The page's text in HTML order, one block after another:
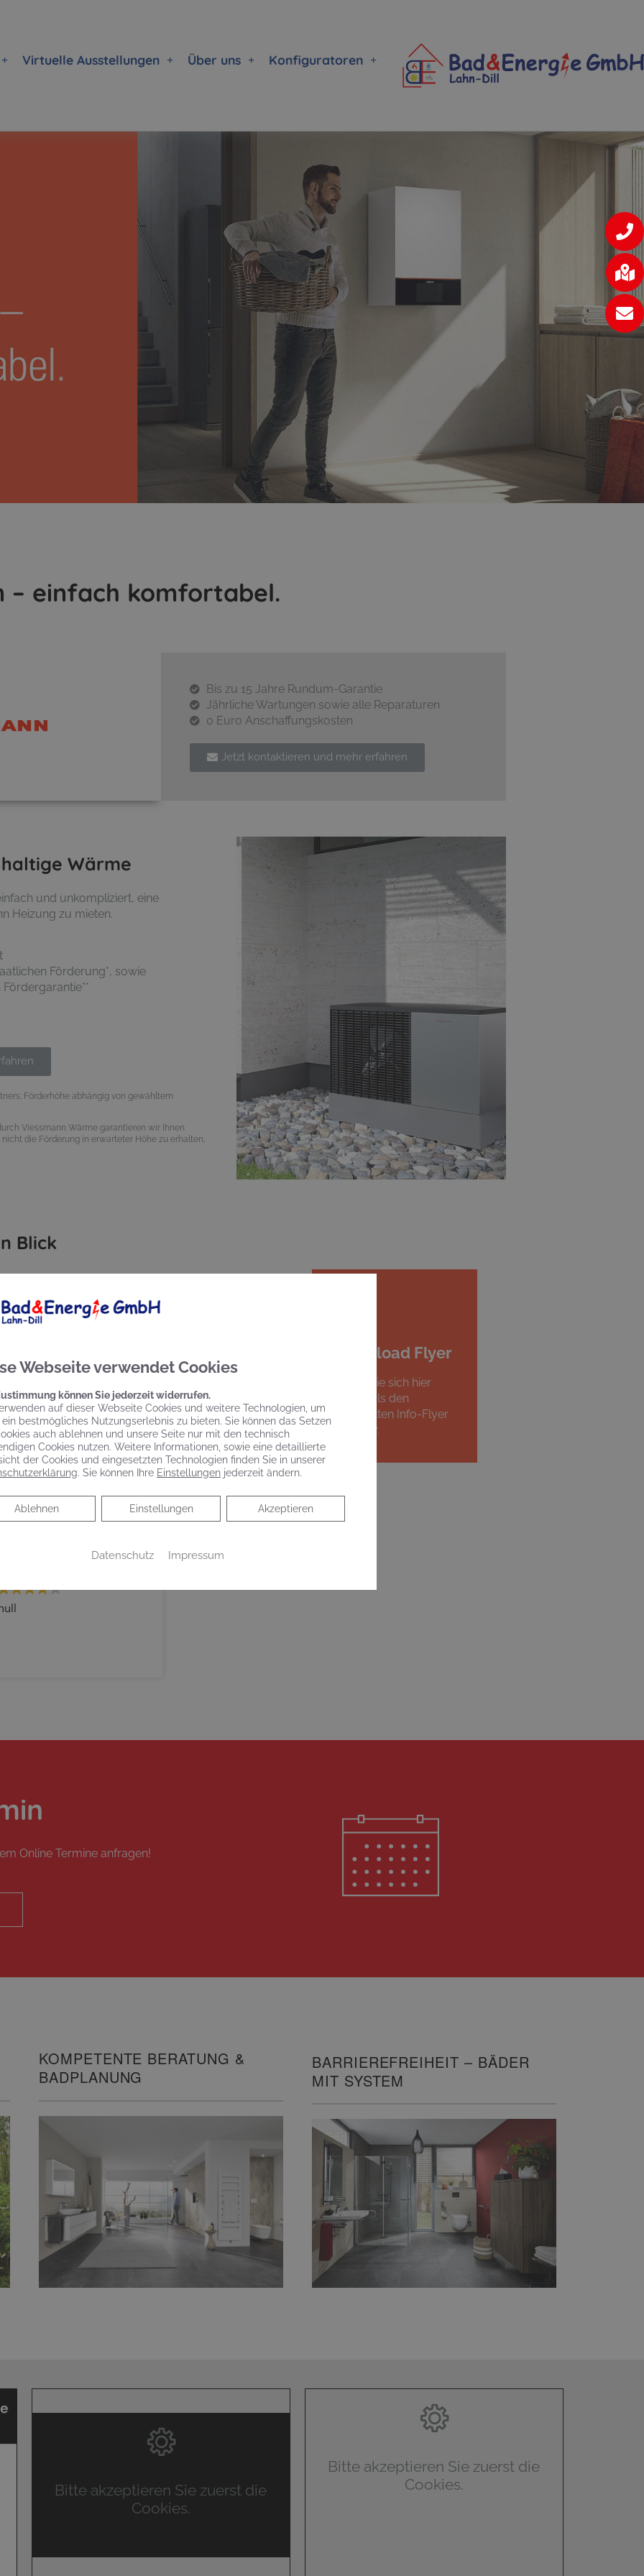
Virtuelle Ausstellungen Über uns Konfiguratoren
– einfach komfortabel.
Bis zu 15 Jahre Rundum-Garantie
Jährliche Wartungen sowie alle Reparaturen
0 Euro Anschaffungskosten
Jetzt kontaktieren und mehr erfahren
Wärme
und unkompliziert, eine
Heizung zu mieten.
Förderung*, sowie
Förderhöhe abhängig von gewähltem
Viessmann Wärme garantieren wir Ihnen
die Förderung in erwarteter Höhe zu erhalten,
Blick
erhalten Ihre neue
attraktiven
Grundpreis,
ohne Anzahlung.
Mit Ihrer neuen Viessmann
30 Prozent Energiekosten
und schützen das Klima.
Download Flyer
Laden Sie sich hier
nochmals den
kompletten Info-Flyer
herunter.
Siegfried Pilawa
Online Termine anfragen!
KOMPETENTE BERATUNG &
BADPLANUNG
BARRIEREFREIHEIT – BÄDER
MIT SYSTEM
Bitte akzeptieren Sie zuerst die
Cookies.
Bitte akzeptieren Sie zuerst die
Cookies.
Webseite verwendet Cookies
können Sie jederzeit widerrufen.
auf dieser Webseite Cookies und weitere Technologien, um
ein bestmögliches Nutzungserlebnis zu bieten. Sie können das Setzen
auch ablehnen und unsere Seite nur mit den technisch
Cookies nutzen. Weitere Informationen, sowie eine detaillierte
der Cookies und eingesetzten Technologien finden Sie in unserer
. Sie können Ihre Einstellungen jederzeit ändern.
Akzeptieren
Einstellungen
Ablehnen
Ablehnen
Datenschutz Impressum